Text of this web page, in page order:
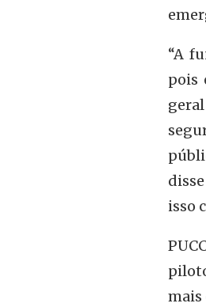
“A
pois
isso
mais